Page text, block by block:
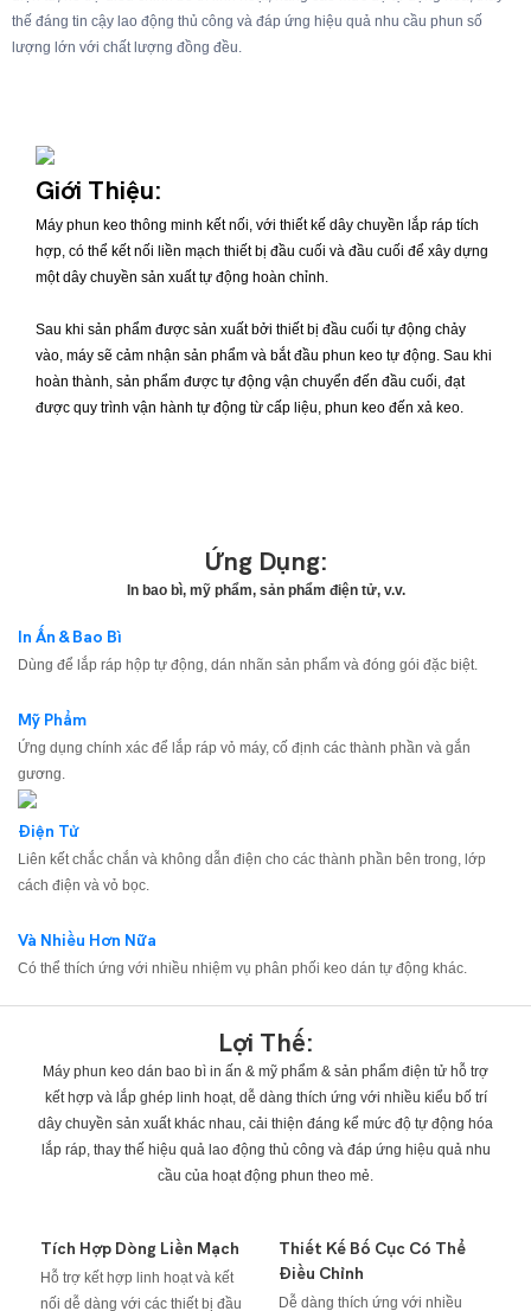
thế đáng tin cậy lao động thủ công và đáp ứng hiệu quả nhu cầu phun số
lượng lớn với chất lượng đồng đều.
Giới Thiệu:
Máy phun keo thông minh kết nối, với thiết kế dây chuyền lắp ráp tích
hợp, có thể kết nối liền mạch thiết bị đầu cuối và đầu cuối để xây dựng
một dây chuyền sản xuất tự động hoàn chỉnh.
Sau khi sản phẩm được sản xuất bởi thiết bị đầu cuối tự động chảy
vào, máy sẽ cảm nhận sản phẩm và bắt đầu phun keo tự động. Sau khi
hoàn thành, sản phẩm được tự động vận chuyển đến đầu cuối, đạt
được quy trình vận hành tự động từ cấp liệu, phun keo đến xả keo.
Ứng Dụng:
In bao bì, mỹ phẩm, sản phẩm điện tử, v.v.
In Ấn & Bao Bì
Dùng để lắp ráp hộp tự động, dán nhãn sản phẩm và đóng gói đặc biệt.
Mỹ Phẩm
Ứng dụng chính xác để lắp ráp vỏ máy, cố định các thành phần và gắn
gương.
Điện Tử
Liên kết chắc chắn và không dẫn điện cho các thành phần bên trong, lớp
cách điện và vỏ bọc.
Và Nhiều Hơn Nữa
Có thể thích ứng với nhiều nhiệm vụ phân phối keo dán tự động khác.
Lợi Thế:
Máy phun keo dán bao bì in ấn & mỹ phẩm & sản phẩm điện tử hỗ trợ
kết hợp và lắp ghép linh hoạt, dễ dàng thích ứng với nhiều kiểu bố trí
dây chuyền sản xuất khác nhau, cải thiện đáng kể mức độ tự động hóa
lắp ráp, thay thế hiệu quả lao động thủ công và đáp ứng hiệu quả nhu
cầu của hoạt động phun theo mẻ.
Tích Hợp Dòng Liền Mạch
Hỗ trợ kết hợp linh hoạt và kết
nối dễ dàng với các thiết bị đầu
Thiết Kế Bố Cục Có Thể
Điều Chỉnh
Dễ dàng thích ứng với nhiều